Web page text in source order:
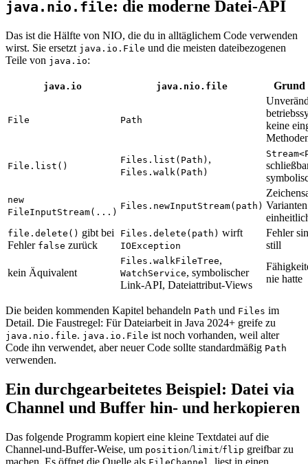
java.nio.file: die moderne Datei-API
Das ist die Hälfte von NIO, die du in alltäglichem Code verwenden
wirst. Sie ersetzt java.io.File und die meisten dateibezogenen
Teile von java.io:
java.io java.nio.file Grund
File Path
keine
File.list()
Files.list(Path) ,
Files.walk(Path)
new
FileInputStream(...)
Files.newInputStream(path)
file.delete() gibt bei
Fehler false zurück
Files.delete(path) wirft
IOException
Fehler
still
kein Äquivalent
Files.walkFileTree,
WatchService, symbolischer
Link-API, Dateiattribut-Views
nie hatte
Die beiden kommenden Kapitel behandeln Path und Files im
Detail. Die Faustregel: Für Dateiarbeit in Java 2024+ greife zu
java.nio.file. java.io.File ist noch vorhanden, weil alter
Code ihn verwendet, aber neuer Code sollte standardmäßig Path
verwenden.
Ein durchgearbeitetes Beispiel: Datei via
Channel und Buffer hin- und herkopieren
Das folgende Programm kopiert eine kleine Textdatei auf die
Channel-und-Buffer-Weise, um position/limit/flip greifbar zu
machen. Es öffnet die Quelle als
, liest in einen